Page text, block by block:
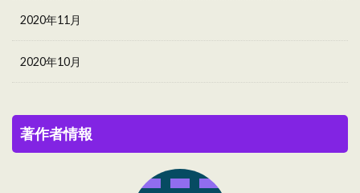
2020年11月
2020年10月
著作者情報